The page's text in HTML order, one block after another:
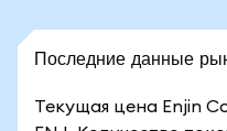
Последние данные
Текущая цена Enjin